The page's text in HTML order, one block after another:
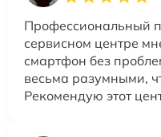
Профессиональный
сервисном центре
смартфон без
весьма разумными,
Рекомендую этот